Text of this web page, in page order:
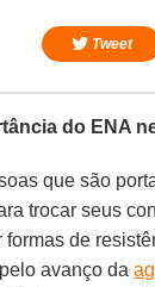
Tweet
do ENA
que são
trocar seus
formas de
avanço da